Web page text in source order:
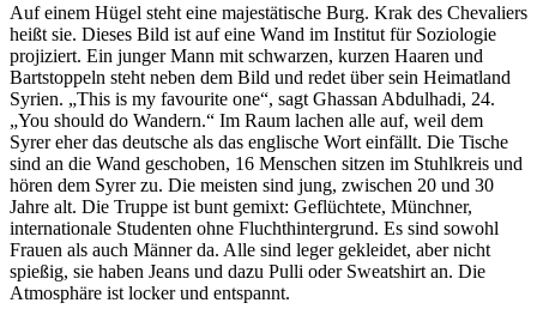
Auf einem Hügel steht eine majestätische Burg. Krak des Chevaliers
heißt sie. Dieses Bild ist auf eine Wand im Institut für Soziologie
projiziert. Ein junger Mann mit schwarzen, kurzen Haaren und
Bartstoppeln steht neben dem Bild und redet über sein Heimatland
Syrien. „This is my favourite one“, sagt Ghassan Abdulhadi, 24.
„You should do Wandern.“ Im Raum lachen alle auf, weil dem
Syrer eher das deutsche als das englische Wort einfällt. Die Tische
sind an die Wand geschoben, 16 Menschen sitzen im Stuhlkreis und
hören dem Syrer zu. Die meisten sind jung, zwischen 20 und 30
Jahre alt. Die Truppe ist bunt gemixt: Geflüchtete, Münchner,
internationale Studenten ohne Fluchthintergrund. Es sind sowohl
Frauen als auch Männer da. Alle sind leger gekleidet, aber nicht
spießig, sie haben Jeans und dazu Pulli oder Sweatshirt an. Die
Atmosphäre ist locker und entspannt.